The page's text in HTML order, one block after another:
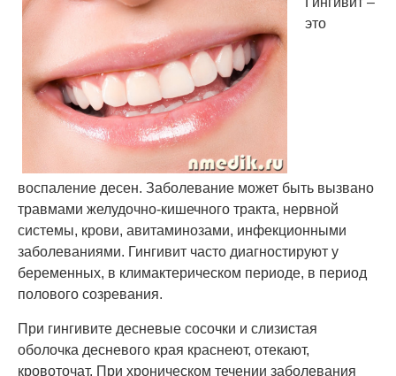
это
воспаление десен. Заболевание может быть вызвано
травмами желудочно-кишечного тракта, нервной
системы, крови, авитаминозами, инфекционными
заболеваниями. Гингивит часто диагностируют у
беременных, в климактерическом периоде, в период
полового созревания.
При гингивите десневые сосочки и слизистая
оболочка десневого края краснеют, отекают,
кровоточат. При хроническом течении заболевания